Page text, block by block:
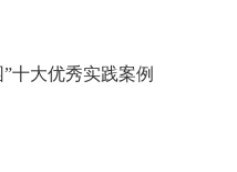
十大优秀实践案例